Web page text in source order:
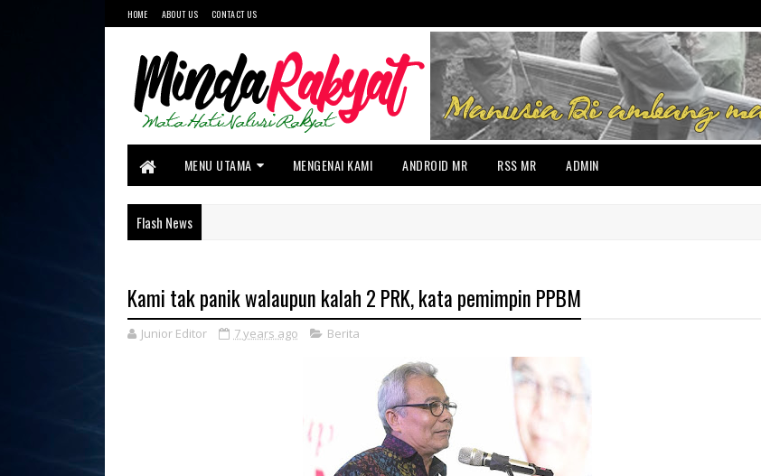
HOME ABOUT US CONTACT US
MENU UTAMA MENGENAI KAMI ANDROID MR RSS MR ADMIN
Flash News
Kami tak panik walaupun kalah 2 PRK, kata pemimpin PPBM
Junior Editor 7 years ago Berita